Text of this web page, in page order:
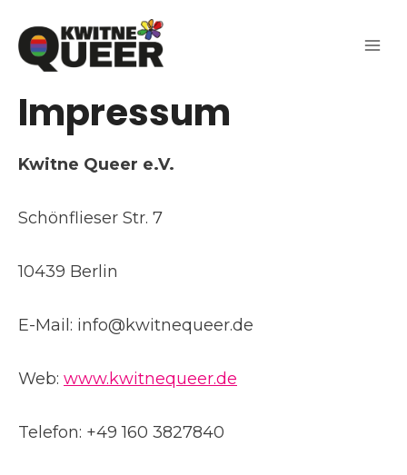
Inhalt
springen
Impressum
Kwitne Queer e.V.
Schönflieser Str. 7
10439 Berlin
E-Mail: info@kwitnequeer.de
Web: www.kwitnequeer.de
Telefon: +49 160 3827840